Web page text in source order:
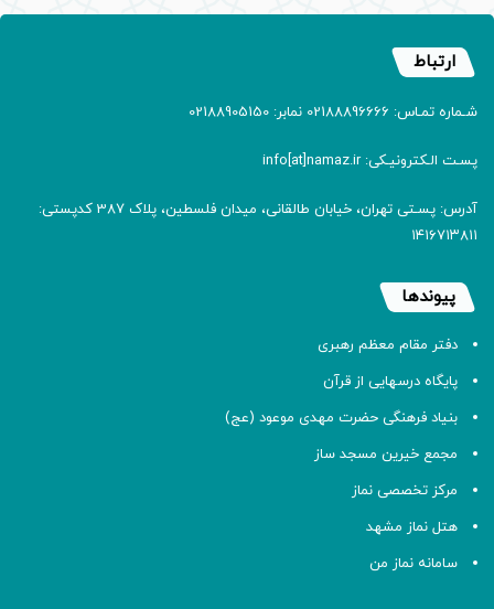
ارتباط
شـماره تمـاس: 02188896666 نمابر: 02188905150
پسـت الـکترونیـکی: info[at]namaz.ir
آدرس: پسـتی تهران، خیابان طالقانی، میدان فلسطین، پلاک 387 کدپستی:
۱۴۱۶۷۱۳۸۱۱
پیوندها
دفتر مقام معظم رهبری
پایگاه درسهایی از قرآن
بنیاد فرهنگی حضرت مهدی موعود (عج)
مجمع خیرین مسجد ساز
مرکز تخصصی نماز
هتل نماز مشهد
سامانه نماز من